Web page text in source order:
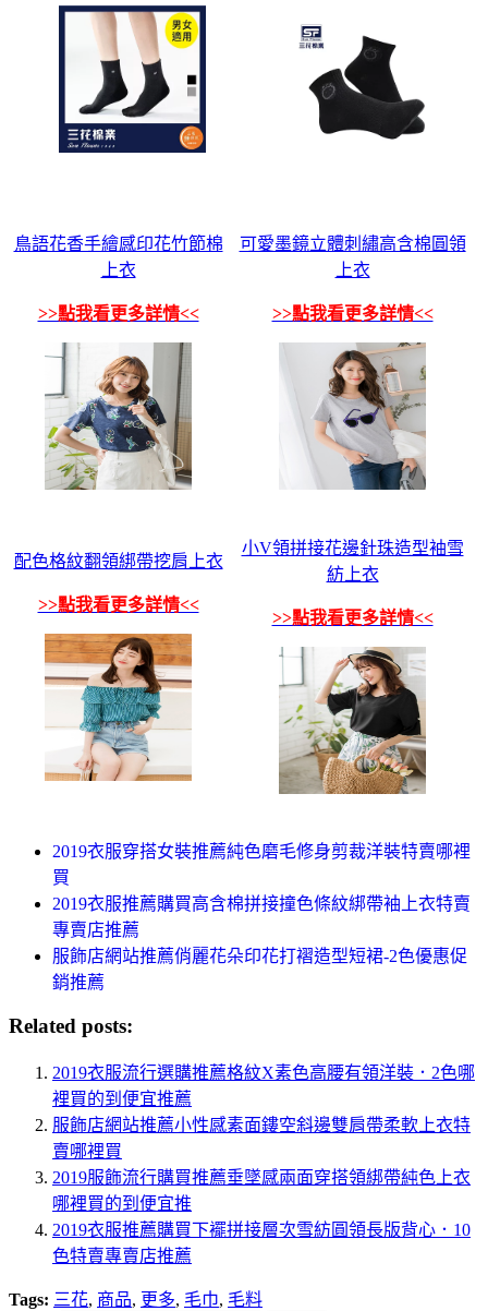
鳥語花香手繪感印花竹節棉
上衣
>>點我看更多詳情<<
可愛墨鏡立體刺繡高含棉圓領
上衣
>>點我看更多詳情<<
配色格紋翻領綁帶挖肩上衣
>>點我看更多詳情<<
小V領拼接花邊針珠造型袖雪
紡上衣
>>點我看更多詳情<<
2019衣服穿搭女裝推薦純色磨毛修身剪裁洋裝特賣哪裡
買
2019衣服推薦購買高含棉拼接撞色條紋綁帶袖上衣特賣
專賣店推薦
服飾店網站推薦俏麗花朵印花打褶造型短裙-2色優惠促
銷推薦
Related posts:
2019衣服流行選購推薦格紋X素色高腰有領洋裝．2色哪
裡買的到便宜推薦
服飾店網站推薦小性感素面鏤空斜邊雙肩帶柔軟上衣特
賣哪裡買
2019服飾流行購買推薦垂墜感兩面穿搭領綁帶純色上衣
哪裡買的到便宜推
2019衣服推薦購買下襬拼接層次雪紡圓領長版背心．10
色特賣專賣店推薦
Tags: 三花, 商品, 更多, 毛巾, 毛料